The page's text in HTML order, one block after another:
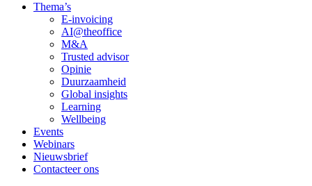
Thema’s
E-invoicing
AI@theoffice
M&A
Trusted advisor
Opinie
Duurzaamheid
Global insights
Learning
Wellbeing
Events
Webinars
Nieuwsbrief
Contacteer ons